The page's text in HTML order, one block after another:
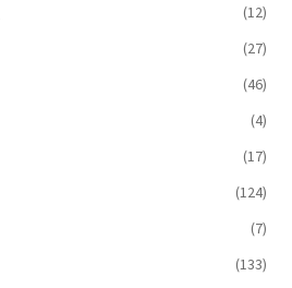
(12)
(27)
(46)
(4)
(17)
(124)
(7)
(133)